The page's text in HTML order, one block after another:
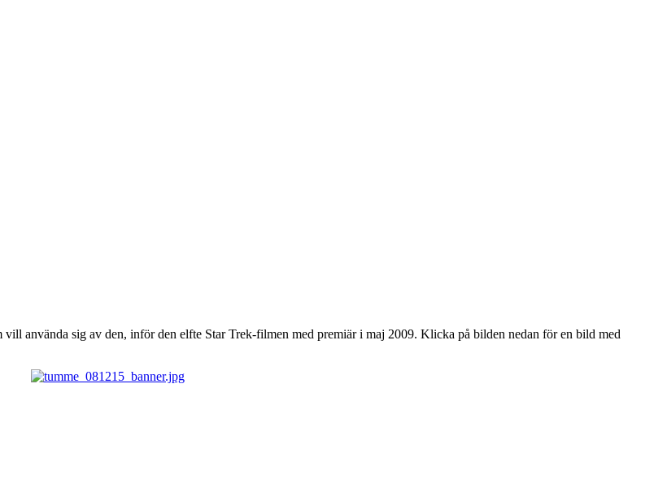
använda sig av den, inför den elfte Star Trek-filmen med premiär i maj 2009. Klicka på bilden nedan för en bild med